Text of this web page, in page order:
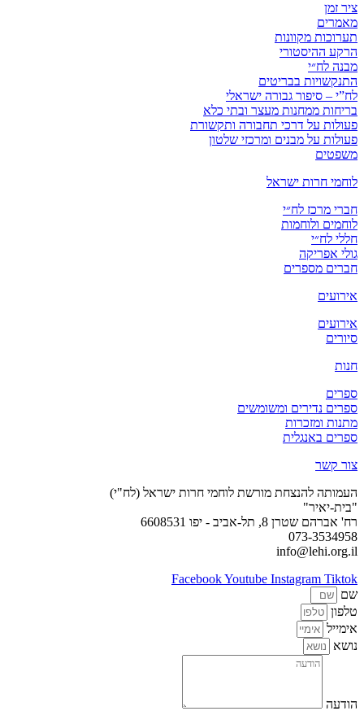
ציר זמן
מאמרים
תערוכות מקוונות
הרקע ההיסטורי
מבנה לח״י
התנקשויות בבריטים
לח”י – סיפור גבורה ישראלי
בריחות ממחנות מעצר ובתי כלא
פעולות על דרכי תחבורה ותקשורת
פעולות על מבנים ומרכזי שלטון
משפטים
לוחמי חרות ישראל
חברי מרכז לח״י
לוחמים ולוחמות
חללי לח״י
גולי אפריקה
חברים מספרים
אירועים
אירועים
סיורים
חנות
ספרים
ספרים נדירים ומשומשים
מתנות ומזכרות
ספרים באנגלית
צור קשר
העמותה להנצחת מורשת לוחמי חרות ישראל (לח"י)
"בית-יאיר"
רח' אברהם שטרן 8, תל-אביב - יפו 6608531
073-3534958
info@lehi.org.il
FacebookYoutube Instagram Tiktok
שם
טלפון
אימייל
נושא
הודעה